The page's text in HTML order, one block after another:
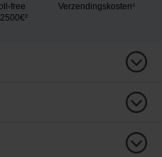
free
Verzendingskosten¹